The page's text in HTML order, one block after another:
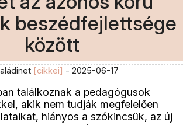
beszédfejlettsége
között
[cikkei] - 2025-06-17
találkoznak a pedagógusok
akik nem tudják megfelelően
hiányos a szókincsük, az új